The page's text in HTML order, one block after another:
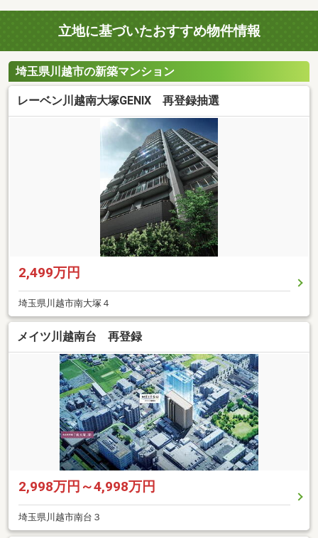
立地に基づいたおすすめ物件情報
埼玉県川越市の新築マンション
レーベン川越南大塚GENIX 再登録抽選
2,499万円
埼玉県川越市南大塚４
メイツ川越南台 再登録
2,998万円～4,998万円
埼玉県川越市南台３